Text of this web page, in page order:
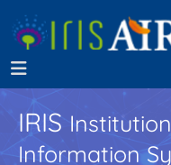
IRIS
Information